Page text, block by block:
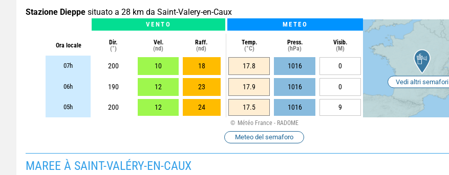
Stazione Dieppe situato a 28 km da Saint-Valery-en-Caux
VENTO METEO
Ora locale
Dir.
(°)
Vel.
(nd)
Raff.
(nd)
Temp.
(°C)
Press.
(hPa)
Visib.
(M)
07h 200 10 18 17.8 1016 0
06h 190 12 23 17.9 1016 0
05h 200 12 24 17.5 1016 9
Vedi altri semafori
Météo France - RADOME
Meteo del semaforo
MAREE À SAINT-VALÉRY-EN-CAUX